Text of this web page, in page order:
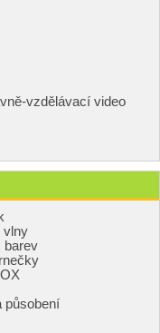
vzdělávací video
vlny
barev
působení